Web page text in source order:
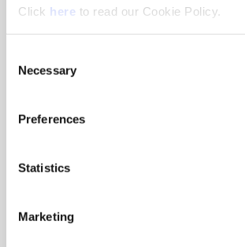
Click here(Opens in a new window)
to read our Cookie Policy.
Selection
Necessary
Preferences
Statistics
Marketing
Las primeras herramientas de